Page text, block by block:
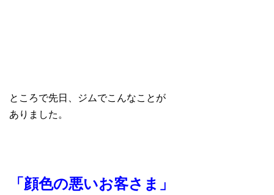
ところで先日、ジムでこんなことが
ありました。
「顔色の悪いお客さま」